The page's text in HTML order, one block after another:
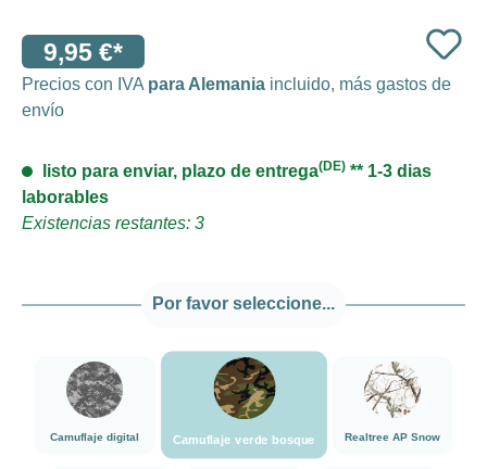
9,95 €*
Precios con IVA para Alemania incluido, más gastos de
envío
listo para enviar, plazo de entrega(DE) ** 1-3 dias
laborables
Existencias restantes: 3
Por favor seleccione...
Camuflaje digital
###Camuflaje digital###LensCoat
Camuflaje verde bosque
###Camuflaje verde bosque###LensCoat
Realtree AP Snow
###Realtree AP